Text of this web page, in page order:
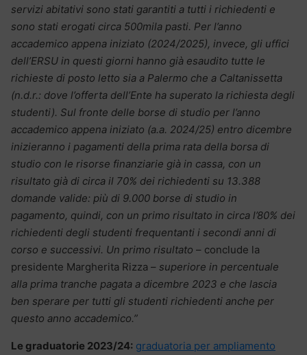
servizi abitativi sono stati garantiti a tutti i richiedenti e
sono stati erogati circa 500mila pasti. Per l’anno
accademico appena iniziato (2024/2025), invece, gli uffici
dell’ERSU in questi giorni hanno già esaudito tutte le
richieste di posto letto sia a Palermo che a Caltanissetta
(n.d.r.: dove l’offerta dell’Ente ha superato la richiesta degli
studenti). Sul fronte delle borse di studio per l’anno
accademico appena iniziato (a.a. 2024/25) entro dicembre
inizieranno i pagamenti della prima rata della borsa di
studio con le risorse finanziarie già in cassa, con un
risultato già di circa il 70% dei richiedenti su 13.388
domande valide: più di 9.000 borse di studio in
pagamento, quindi, con un primo risultato in circa l’80% dei
richiedenti degli studenti frequentanti i secondi anni di
corso e successivi. Un primo risultato – conclude la
presidente Margherita Rizza – superiore in percentuale
alla prima tranche pagata a dicembre 2023 e che lascia
ben sperare per tutti gli studenti richiedenti anche per
questo anno accademico.”
Le graduatorie 2023/24: graduatoria per ampliamento